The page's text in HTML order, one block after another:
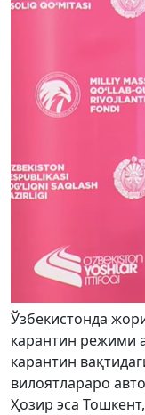
Ўзбекистонда
карантин режими
карантин
вилоятлараро
Ҳозир эса